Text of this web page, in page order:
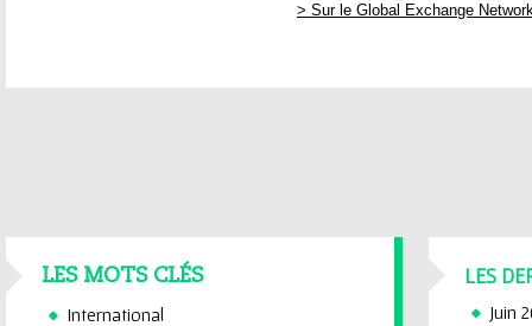
> Sur le Global Exchange
LES MOTS CLÉS
International
LES
Juin